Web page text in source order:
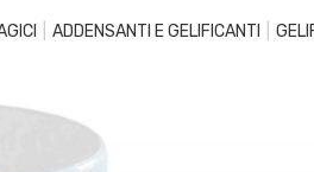
ADDENSANTI E GELIFICANTI